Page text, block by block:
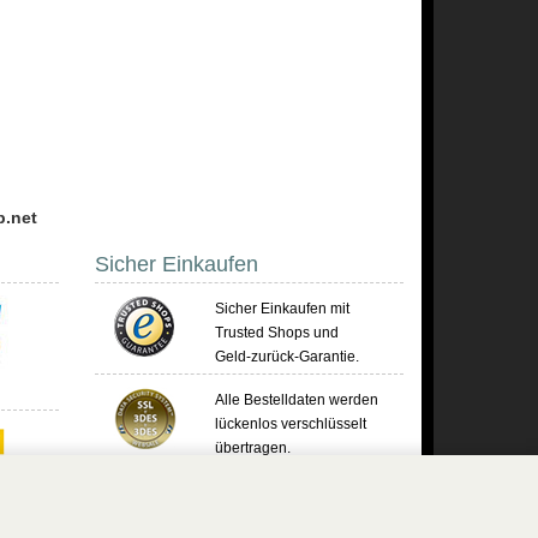
Sicher Einkaufen
Sicher Einkaufen mit
Trusted Shops und
Geld-zurück-Garantie.
Alle Bestelldaten werden
lückenlos verschlüsselt
übertragen.